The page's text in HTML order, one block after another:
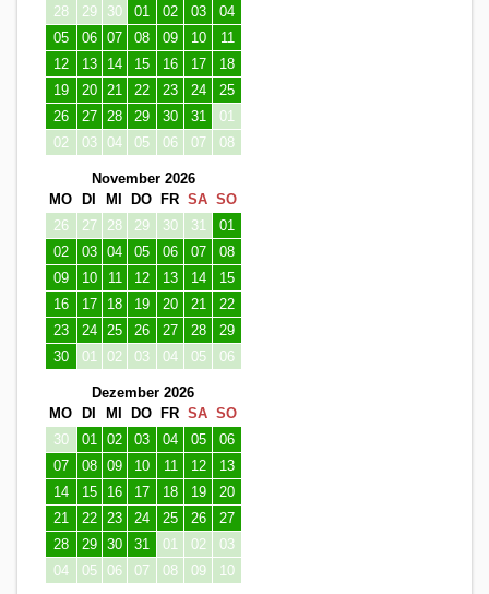
28
29 30 01 02 03
04
05
06 07 08 09 10
11
12
13 14 15 16 17
18
19
20 21 22 23 24
25
26
27 28 29 30 31
01
02
03 04 05 06 07 08
November 2026
MO
DI MI DO FR SA SO
26
27 28 29 30 31
01
02
03 04 05 06 07
08
09
10 11 12 13 14
15
16
17 18 19 20 21
22
23
24 25 26 27 28
29
30
01 02 03 04 05 06
Dezember 2026
MO
DI MI DO FR SA SO
30
01 02 03 04 05
06
07
08 09 10 11 12
13
14
15 16 17 18 19
20
21
22 23 24 25 26
27
28
29 30 31 01 02
03
04
05 06 07 08 09 10